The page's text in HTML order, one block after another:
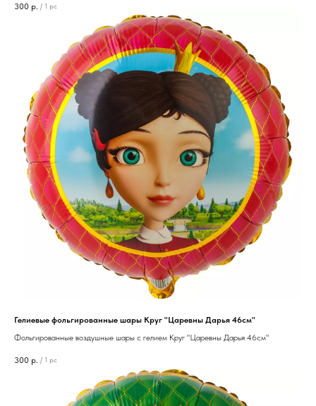
300 р. / 1 pc
Гелиевые фольгированные шары Круг "Царевны Дарья 46см"
Фольгированные воздушные шары с гелием Круг "Царевны Дарья 46см"
300 р. / 1 pc